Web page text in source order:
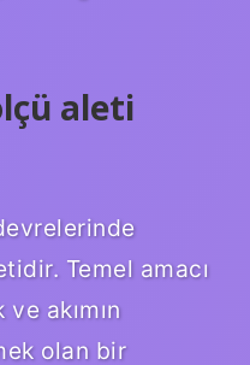
aleti
Temel amacı
ve akımın
olan bir